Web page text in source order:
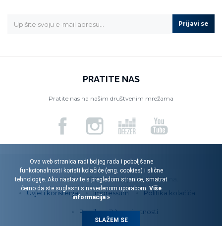
Prijavi se
PRATITE NAS
Pratite nas na našim društvenim mrežama
Menart d.o.o. © 2026. Sva prava pridržana.
Uvjeti korištenja
Impressum Politika kolačića
Pravila zaštite privatnosti
Ova web stranica radi boljeg rada i poboljšane
funkcionalnosti koristi kolačiće (eng. cookies) i slične
tehnologije. Ako nastavite s pregledom stranice, smatrat
ćemo da ste suglasni s navedenom uporabom. Više
informacija »
SLAŽEM SE